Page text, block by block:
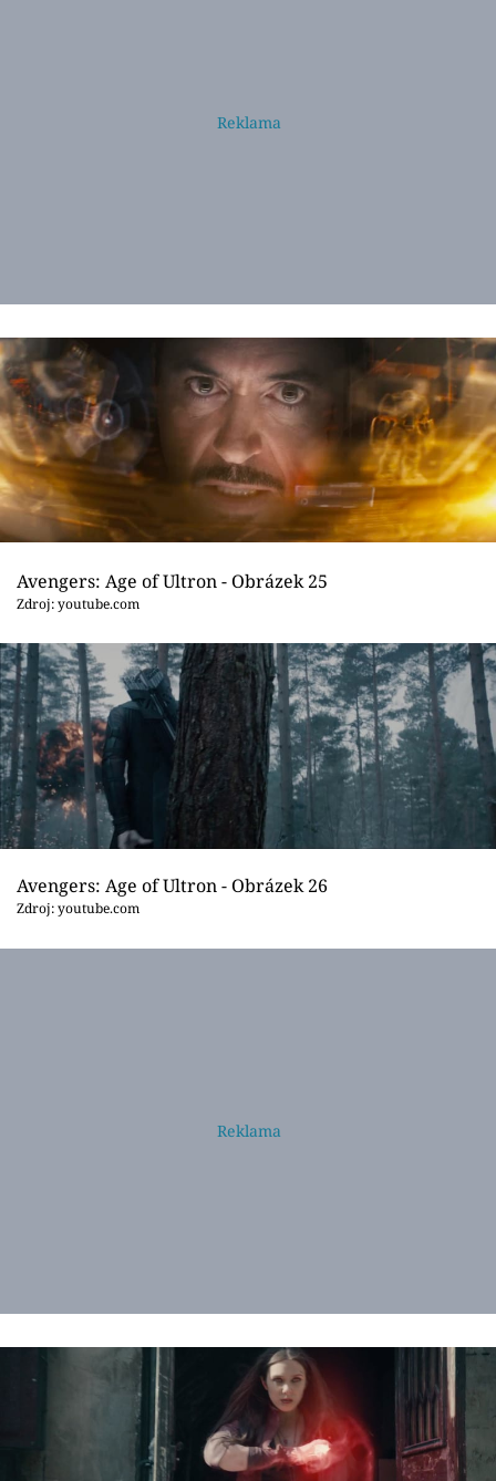
Avengers: Age of Ultron - Obrázek 25
Zdroj: youtube.com
Avengers: Age of Ultron - Obrázek 26
Zdroj: youtube.com